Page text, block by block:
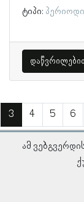
ტიპი:
3 4 5 6
ამ